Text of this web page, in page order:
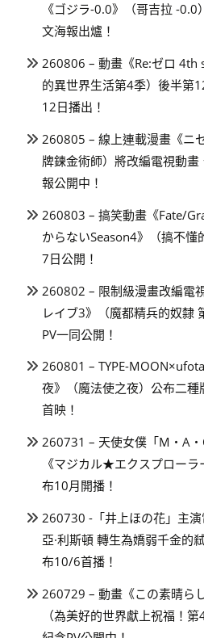
《ゴジラ-0.0》（哥吉拉 -
文海報出爐！
260806 – 動畫《Re:ゼロ 4th
的異世界生活第4季）後半第
12日播出！
260805 – 線上連載漫畫《ニ
牌鍊金術師）將改編電視動
報公開中！
260803 – 搞笑動畫《Fate/
からないSeason4》（搞不懂
7日公開！
260802 – 限制級漫畫改編電
レイブ3》（魔都精兵的奴隸
PV一同公開！
260801 – TYPE-
夜》（魔法使之夜）公布二
首映！
260731 – 天使女僕「M・A
《マジカル★エクスプロー
布10月開播！
260730 -「井上ほの花」主
亞·利斯頓 轉生為嬌弱千金的
布10/6首播！
260729 – 動畫《この素晴ら
（為美好的世界獻上祝福！